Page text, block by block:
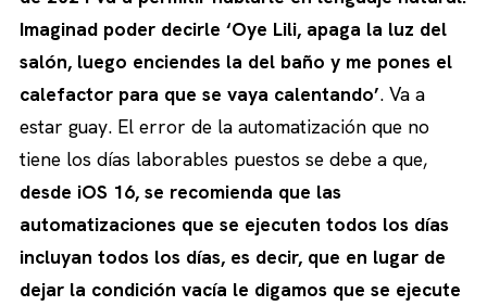
Imaginad poder decirle ‘Oye Lili, apaga la luz del
salón, luego enciendes la del baño y me pones el
calefactor para que se vaya calentando’. Va a
estar guay. El error de la automatización que no
tiene los días laborables puestos se debe a que,
desde iOS 16, se recomienda que las
automatizaciones que se ejecuten todos los días
incluyan todos los días, es decir, que en lugar de
dejar la condición vacía le digamos que se ejecute